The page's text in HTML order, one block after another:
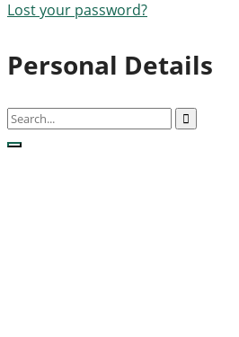
Lost your password?
Personal Details